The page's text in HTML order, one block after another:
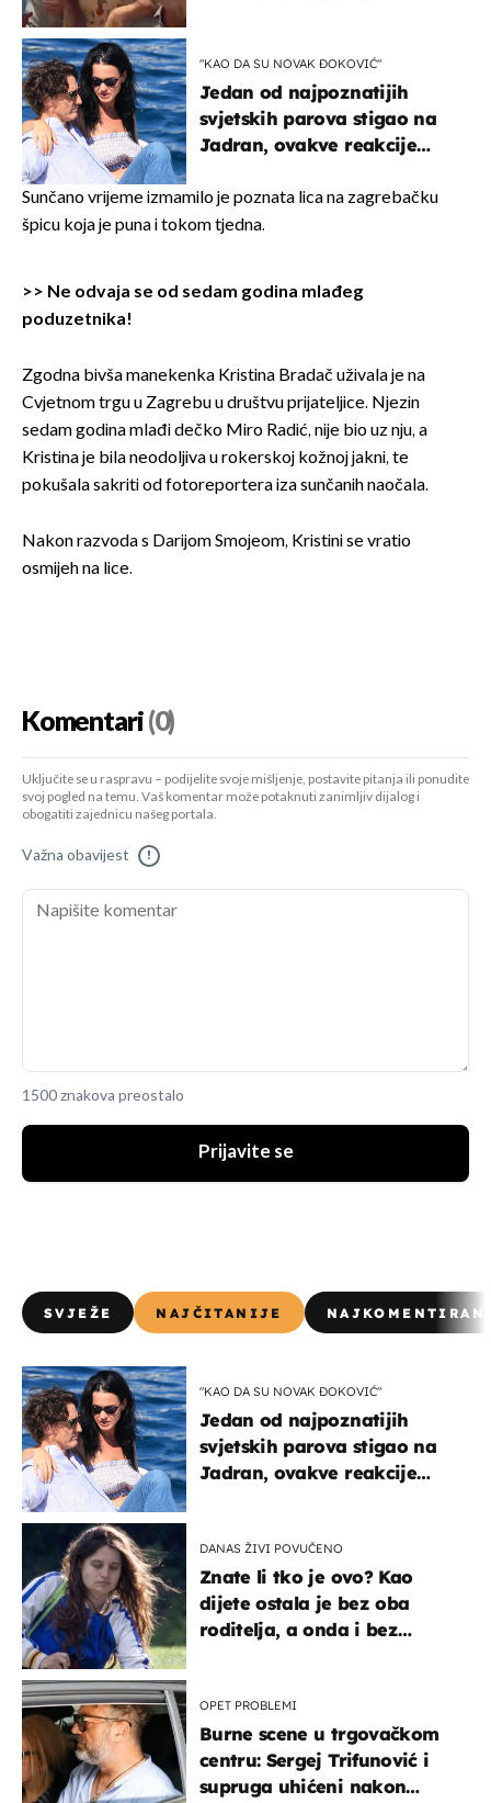
"KAO DA SU NOVAK ĐOKOVIĆ"
Jedan od najpoznatijih
svjetskih parova stigao na
Jadran, ovakve reakcije
Sunčano vrijeme izmamilo je poznata lica na zagrebačku
špicu koja je puna i tokom tjedna.
>> Ne odvaja se od sedam godina mlađeg
poduzetnika!
Zgodna bivša manekenka Kristina Bradač uživala je na
Cvjetnom trgu u Zagrebu u društvu prijateljice. Njezin
sedam godina mlađi dečko Miro Radić, nije bio uz nju, a
Kristina je bila neodoljiva u rokerskoj kožnoj jakni, te
pokušala sakriti od fotoreportera iza sunčanih naočala.
Nakon razvoda s Darijom Smojeom, Kristini se vratio
osmijeh na lice.
Komentari(0)
Uključite se u raspravu – podijelite svoje mišljenje, postavite pitanja ili ponudite
svoj pogled na temu. Vaš komentar može potaknuti zanimljiv dijalog i
obogatiti zajednicu našeg portala.
Važna obavijest !
1500 znakova preostalo
Prijavite se
SVJEŽE NAJČITANIJE
"KAO DA SU NOVAK ĐOKOVIĆ"
Jedan od najpoznatijih
svjetskih parova stigao na
Jadran, ovakve reakcije
DANAS ŽIVI POVUČENO
Znate li tko je ovo? Kao
dijete ostala je bez oba
roditelja, a onda i bez
OPET PROBLEMI
Burne scene u trgovačkom
centru: Sergej Trifunović i
supruga uhićeni nakon